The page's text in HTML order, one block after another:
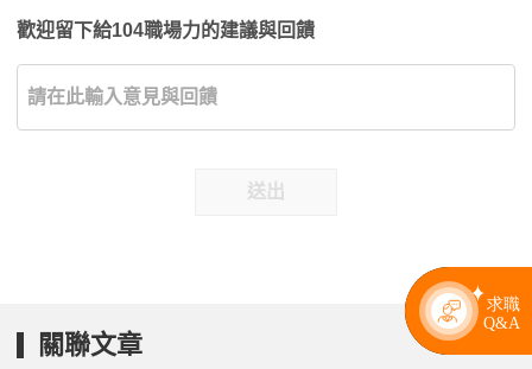
歡迎留下給104職場力的建議與回饋
送出
關聯文章